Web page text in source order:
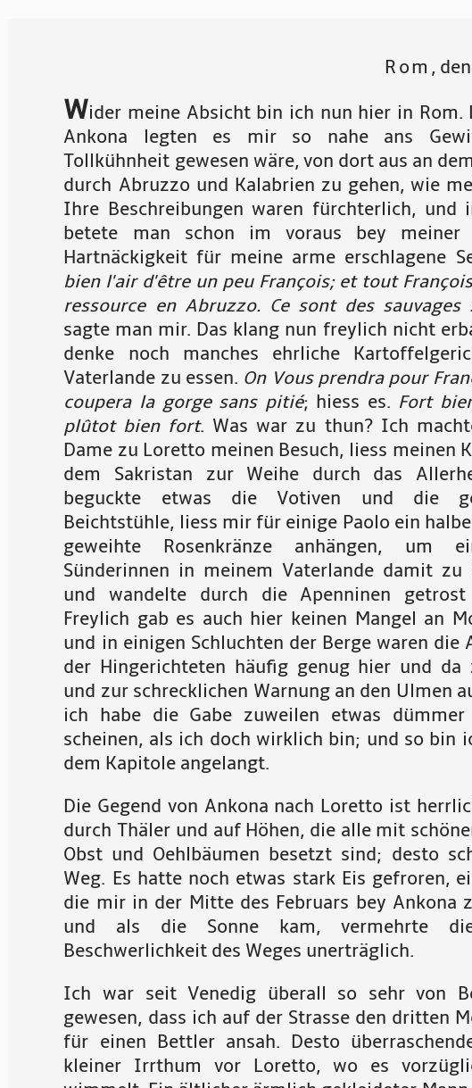
Rom ,
Wider meine Absicht bin ich nun hier in Rom.
Ankona legten es mir so nahe ans
Tollkühnheit gewesen wäre, von dort aus an
durch Abruzzo und Kalabrien zu gehen, wie
Ihre Beschreibungen waren fürchterlich, und
betete man schon im voraus bey meiner
Hartnäckigkeit für meine arme erschlagene
bien l'air d'être un peu François; et tout
ressource en Abruzzo. Ce sont des sauvages
sagte man mir. Das klang nun freylich nicht
denke noch manches ehrliche
Vaterlande zu essen. On Vous prendra pour
coupera la gorge sans pitié; hiess es. Fort
plûtot bien fort. Was war zu thun? Ich
Dame zu Loretto meinen Besuch, liess meinen
dem Sakristan zur Weihe durch das
beguckte etwas die Votiven und die
Beichtstühle, liess mir für einige Paolo ein
geweihte Rosenkränze anhängen, um
Sünderinnen in meinem Vaterlande damit zu
und wandelte durch die Apenninen
Freylich gab es auch hier keinen Mangel an
und in einigen Schluchten der Berge waren die
der Hingerichteten häufig genug hier und da
und zur schrecklichen Warnung an den Ulmen
ich habe die Gabe zuweilen etwas
scheinen, als ich doch wirklich bin; und so bin
dem Kapitole angelangt.
Die Gegend von Ankona nach Loretto ist
durch Thäler und auf Höhen, die alle mit
Obst und Oehlbäumen besetzt sind; desto
Weg. Es hatte noch etwas stark Eis gefroren,
die mir in der Mitte des Februars bey Ankona
und als die Sonne kam, vermehrte
Beschwerlichkeit des Weges unerträglich.
Ich war seit Venedig überall so sehr von
gewesen, dass ich auf der Strasse den dritten
für einen Bettler ansah. Desto
kleiner Irrthum vor Loretto, wo es